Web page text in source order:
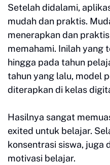
Setelah didalami,
mudah dan praktis.
menerapkan dan
memahami. Inilah yang
hingga pada tahun
tahun yang lalu, model
diterapkan di kelas
Hasilnya sangat
exited untuk belajar.
konsentrasi siswa, juga
motivasi belajar.